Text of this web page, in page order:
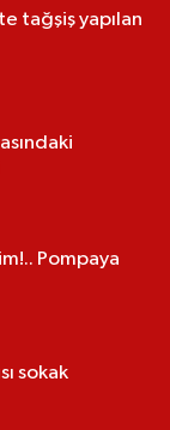
tağşiş yapılan
Pompaya
sokak